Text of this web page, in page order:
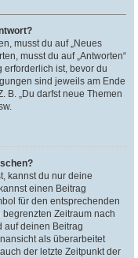
musst du auf „Neues
musst du auf „Antworten“
erforderlich ist, bevor du
sind jeweils am Ende
B. „Du darfst neue Themen
kannst du nur deine
einen Beitrag
für den entsprechenden
Zeitraum nach
auf deinen Beitrag
als überarbeitet
der letzte Zeitpunkt der